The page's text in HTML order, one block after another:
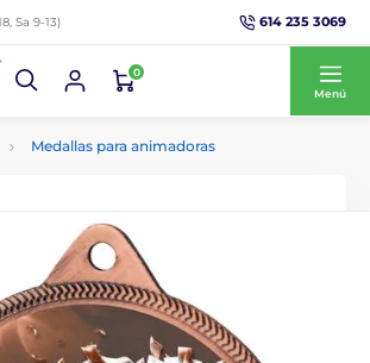
Sa 9-13) 614 235 3069
0
Menú
Medallas para animadoras